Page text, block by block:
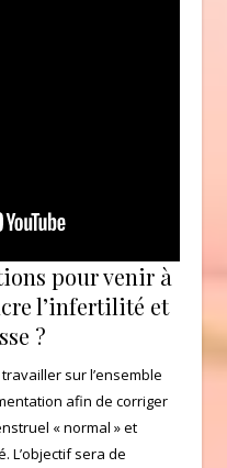
pour venir à
l’infertilité et
?
sur l’ensemble
afin de corriger
« normal » et
L’objectif sera de